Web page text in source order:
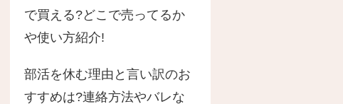
で買える?どこで売ってるか
や使い方紹介!
部活を休む理由と言い訳のお
すすめは?連絡方法やバレな